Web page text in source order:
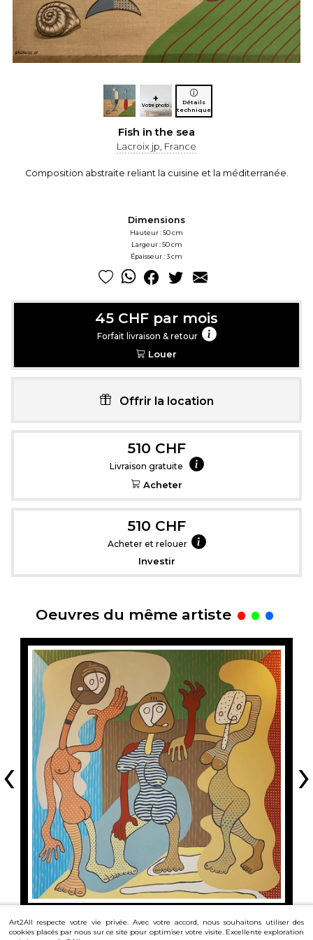
+
Votre photo
Détails
technique
Fish in the sea
Lacroix jp, France
Composition abstraite reliant la cuisine et la méditerranée.
Dimensions
Hauteur : 50 cm
Largeur : 50 cm
Épaisseur : 3 cm
45 CHF par mois
Forfait livraison & retour
Louer
Offrir la location
510 CHF
Livraison gratuite
Acheter
510 CHF
Acheter et relouer
Investir
Oeuvres du même artiste .
‹ ›
Art2All respecte votre vie privée. Avec votre accord, nous souhaitons utiliser des
cookies placés par nous sur ce site pour optimiser votre visite. Excellente exploration